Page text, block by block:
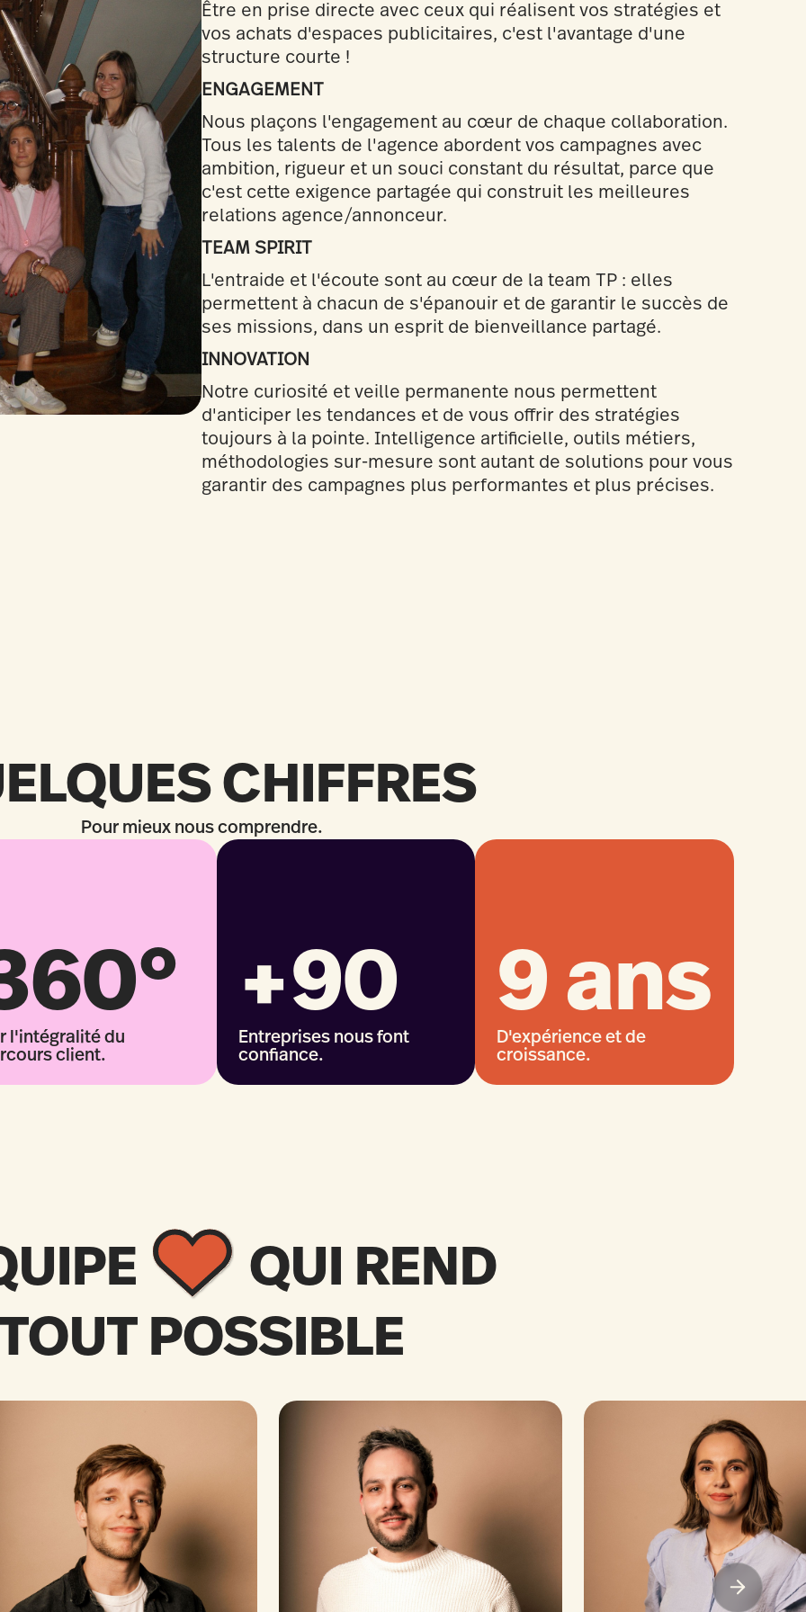
Être en prise directe avec ceux qui réalisent vos stratégies et
vos achats d'espaces publicitaires, c'est l'avantage d'une
structure courte !
ENGAGEMENT
Nous plaçons l'engagement au cœur de chaque collaboration.
Tous les talents de l'agence abordent vos campagnes avec
ambition, rigueur et un souci constant du résultat, parce que
c'est cette exigence partagée qui construit les meilleures
relations agence/annonceur.
TEAM SPIRIT
L'entraide et l'écoute sont au cœur de la team TP : elles
permettent à chacun de s'épanouir et de garantir le succès de
ses missions, dans un esprit de bienveillance partagé.
INNOVATION
Notre curiosité et veille permanente nous permettent
d'anticiper les tendances et de vous offrir des stratégies
toujours à la pointe. Intelligence artificielle, outils métiers,
méthodologies sur-mesure sont autant de solutions pour vous
garantir des campagnes plus performantes et plus précises.
CHIFFRES
Pour mieux nous comprendre.
l'intégralité du
client.
+90
Entreprises nous font
confiance.
9 ans
D'expérience et de
croissance.
QUI REND
POSSIBLE